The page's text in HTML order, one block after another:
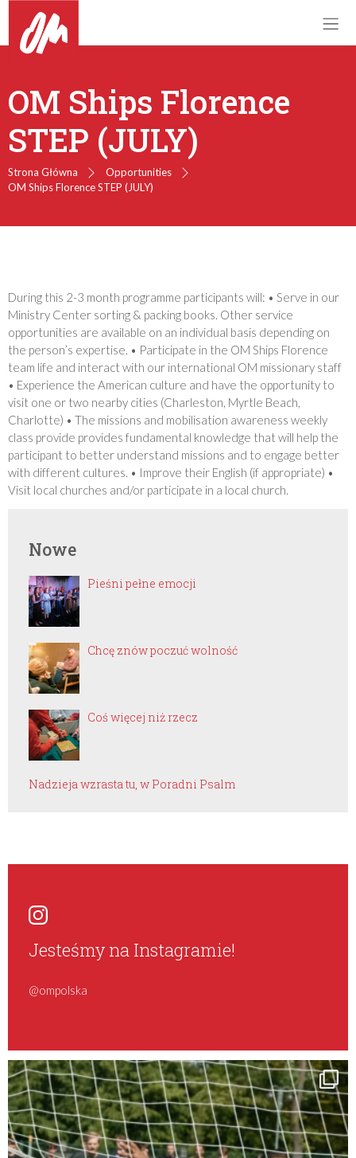
OM Ships Florence
STEP (JULY)
Strona Główna
Opportunities
OM Ships Florence STEP (JULY)
During this 2-3 month programme participants will: • Serve in our
Ministry Center sorting & packing books. Other service
opportunities are available on an individual basis depending on
the person’s expertise. • Participate in the OM Ships Florence
team life and interact with our international OM missionary staff
• Experience the American culture and have the opportunity to
visit one or two nearby cities (Charleston, Myrtle Beach,
Charlotte) • The missions and mobilisation awareness weekly
class provide provides fundamental knowledge that will help the
participant to better understand missions and to engage better
with different cultures. • Improve their English (if appropriate) •
Visit local churches and/or participate in a local church.
Nowe
Pieśni pełne emocji
Chcę znów poczuć wolność
Coś więcej niż rzecz
Nadzieja wzrasta tu, w Poradni Psalm
Jesteśmy na Instagramie!
@ompolska